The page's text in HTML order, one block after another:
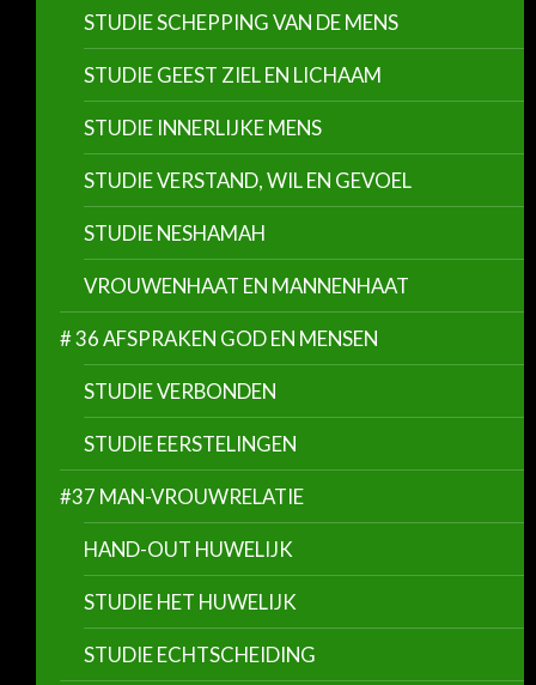
STUDIE SCHEPPING VAN DE MENS
STUDIE GEEST ZIEL EN LICHAAM
STUDIE INNERLIJKE MENS
STUDIE VERSTAND, WIL EN GEVOEL
STUDIE NESHAMAH
VROUWENHAAT EN MANNENHAAT
# 36 AFSPRAKEN GOD EN MENSEN
STUDIE VERBONDEN
STUDIE EERSTELINGEN
#37 MAN-VROUWRELATIE
HAND-OUT HUWELIJK
STUDIE HET HUWELIJK
STUDIE ECHTSCHEIDING